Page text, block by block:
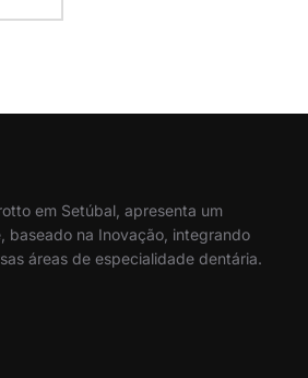
em Setúbal, apresenta um
baseado na Inovação, integrando
áreas de especialidade dentária.